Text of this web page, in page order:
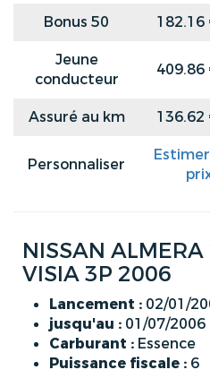
Bonus 50
182.16
Jeune
conducteur
409.86
Assuré au km 136.62
Personnaliser
NISSAN
VISIA 3P 2006
Lancement : 02/01/
jusqu'au : 01/07/2006
Carburant : Essence
Puissance fiscale : 6